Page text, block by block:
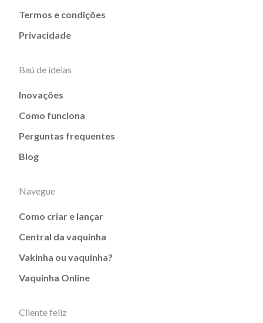
Termos e condições
Privacidade
Baú de ideias
Inovações
Como funciona
Perguntas frequentes
Blog
Navegue
Como criar e lançar
Central da vaquinha
Vakinha ou vaquinha?
Vaquinha Online
Cliente feliz